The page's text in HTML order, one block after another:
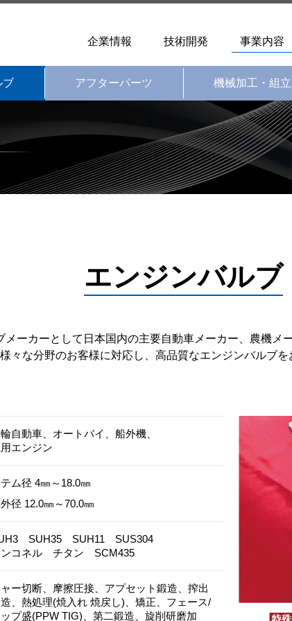
企業情報 技術開発 事業内容
ブ アフターパーツ 機械加工・組立
エンジンバルブ
メーカーとして日本国内の主要自動車メーカー、農機メ
様々な分野のお客様に対応し、高品質なエンジンバルブを
自動車、オートバイ、船外機、
エンジン
ム径 4㎜～18.0㎜
径 12.0㎜～70.0㎜
SUH35 SUH11 SUS304
ンコネル チタン SCM435
ー切断、摩擦圧接、アプセット鍛造、搾出
、熱処理(焼入れ 焼戻し)、矯正、フェース/
ップ盛(PPW TIG)、第二鍛造、旋削研磨加